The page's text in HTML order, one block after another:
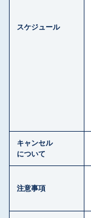
スケジュール
キャンセル
について
注意事項